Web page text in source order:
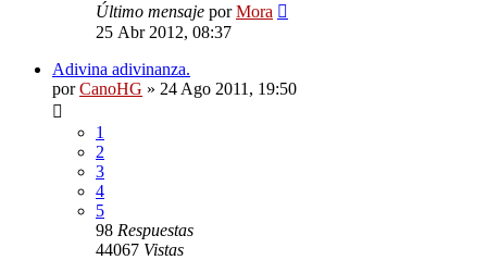
Último mensaje porMora
25 Abr 2012, 08:37
Adivina adivinanza.
porCanoHG » 24 Ago 2011, 19:50
1
2
3
4
5
98 Respuestas
44067 Vistas